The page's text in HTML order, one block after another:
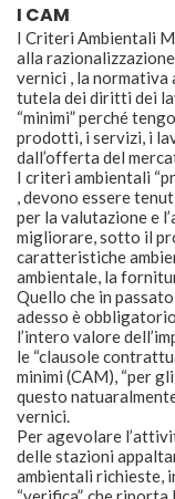
I CAM
I Criteri Ambientali
alla
vernici , la normativa
tutela dei diritti dei
“minimi” perché
prodotti, i servizi, i
dall’offerta del
I criteri ambientali
, devono essere
per la valutazione e
migliorare, sotto il
caratteristiche
ambientale, la
Quello che in
adesso è
l’intero valore
le “clausole
minimi (CAM), “per
questo
vernici.
Per agevolare
delle stazioni
ambientali richieste,